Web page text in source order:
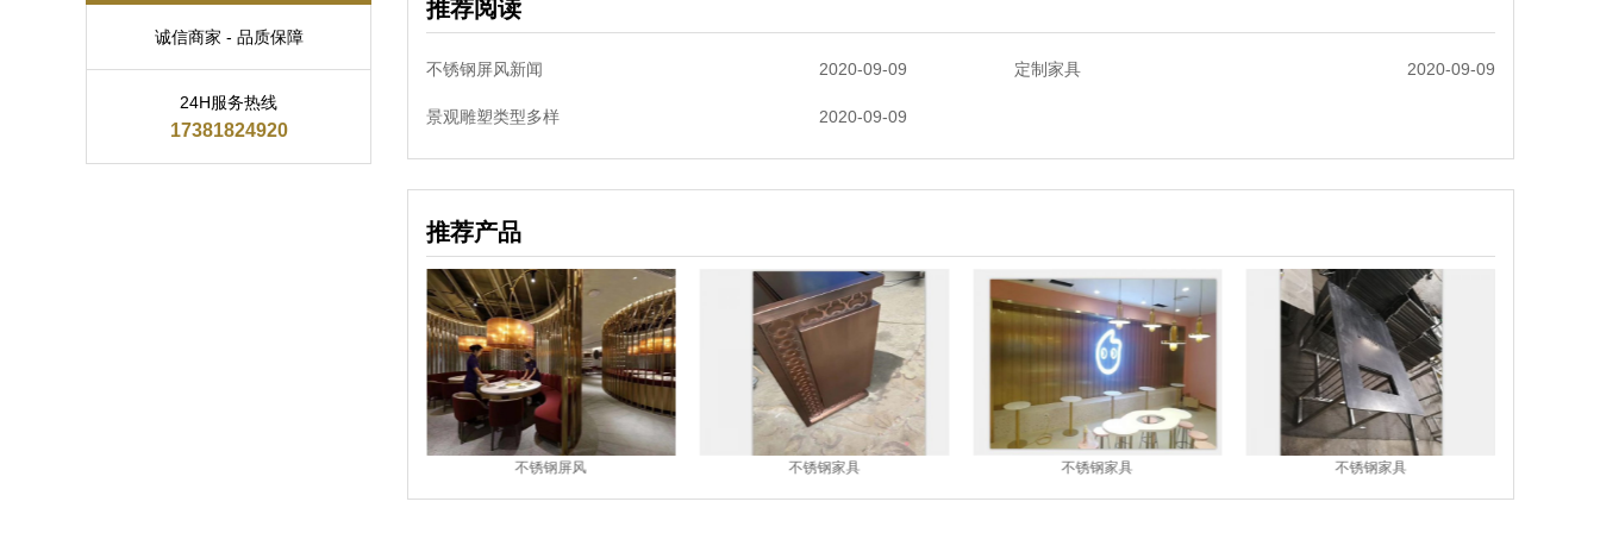
诚信商家 - 品质保障
24H服务热线
17381824920
推荐阅读
不锈钢屏风新闻 2020-09-09 定制家具 2020-09-09
景观雕塑类型多样 2020-09-09
推荐产品
不锈钢屏风 不锈钢家具 不锈钢家具 不锈钢家具